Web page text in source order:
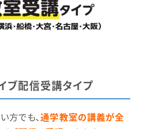
配信受講タイプ
方でも、通学教室の講義が全